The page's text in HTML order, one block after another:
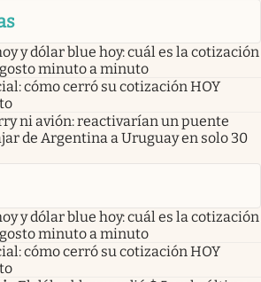
y dólar blue hoy: cuál es la cotización
minuto a minuto
cómo cerró su cotización HOY
ni avión: reactivarían un puente
de Argentina a Uruguay en solo 30
y dólar blue hoy: cuál es la cotización
minuto a minuto
cómo cerró su cotización HOY